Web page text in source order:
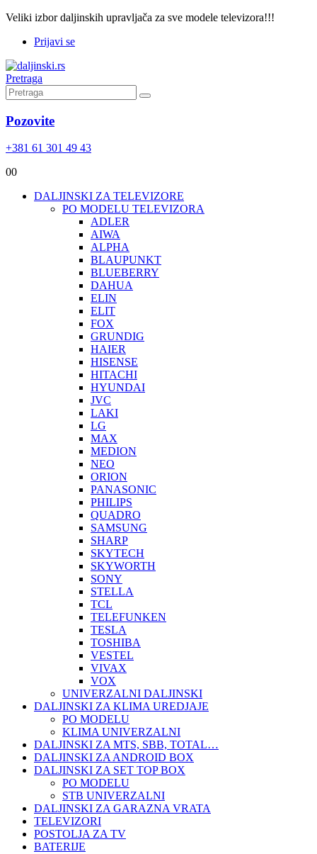
Veliki izbor daljinskih upravljača za sve modele televizora!!!
Prijavi se
Pretraga
Pozovite
+381 61 301 49 43
00
DALJINSKI ZA TELEVIZORE
PO MODELU TELEVIZORA
ADLER
AIWA
ALPHA
BLAUPUNKT
BLUEBERRY
DAHUA
ELIN
ELIT
FOX
GRUNDIG
HAIER
HISENSE
HITACHI
HYUNDAI
JVC
LAKI
LG
MAX
MEDION
NEO
ORION
PANASONIC
PHILIPS
QUADRO
SAMSUNG
SHARP
SKYTECH
SKYWORTH
SONY
STELLA
TCL
TELEFUNKEN
TESLA
TOSHIBA
VESTEL
VIVAX
VOX
UNIVERZALNI DALJINSKI
DALJINSKI ZA KLIMA UREDJAJE
PO MODELU
KLIMA UNIVERZALNI
DALJINSKI ZA MTS, SBB, TOTAL…
DALJINSKI ZA ANDROID BOX
DALJINSKI ZA SET TOP BOX
PO MODELU
STB UNIVERZALNI
DALJINSKI ZA GARAZNA VRATA
TELEVIZORI
POSTOLJA ZA TV
BATERIJE